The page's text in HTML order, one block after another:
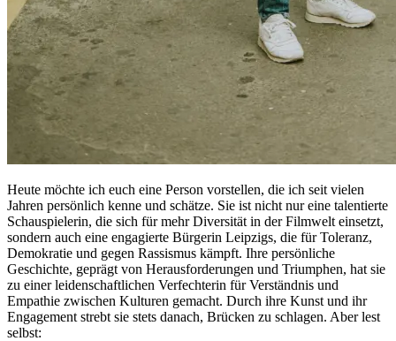
Heute möchte ich euch eine Person vorstellen, die ich seit vielen
Jahren persönlich kenne und schätze. Sie ist nicht nur eine talentierte
Schauspielerin, die sich für mehr Diversität in der Filmwelt einsetzt,
sondern auch eine engagierte Bürgerin Leipzigs, die für Toleranz,
Demokratie und gegen Rassismus kämpft. Ihre persönliche
Geschichte, geprägt von Herausforderungen und Triumphen, hat sie
zu einer leidenschaftlichen Verfechterin für Verständnis und
Empathie zwischen Kulturen gemacht. Durch ihre Kunst und ihr
Engagement strebt sie stets danach, Brücken zu schlagen. Aber lest
selbst: